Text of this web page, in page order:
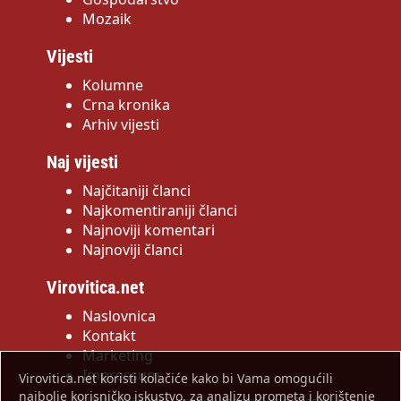
Mozaik
Vijesti
Kolumne
Crna kronika
Arhiv vijesti
Naj vijesti
Najčitaniji članci
Najkomentiraniji članci
Najnoviji komentari
Najnoviji članci
Virovitica.net
Naslovnica
Kontakt
Marketing
Impressum
Virovitica.net koristi kolačiće kako bi Vama omogućili
najbolje korisničko iskustvo, za analizu prometa i korištenje